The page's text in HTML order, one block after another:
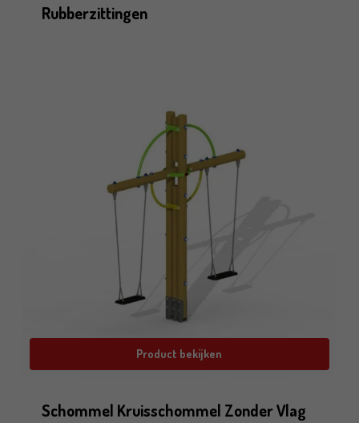
Rubberzittingen
Product bekijken
Schommel Kruisschommel Zonder Vlag